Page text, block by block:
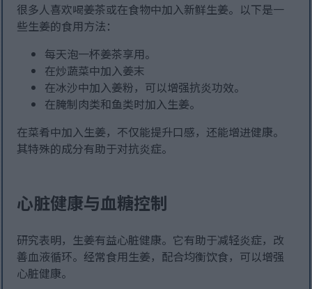
很多人喜欢喝姜茶或在食物中加入新鲜生姜。以下是一
些生姜的食用方法：
每天泡一杯姜茶享用。
在炒蔬菜中加入姜末
在冰沙中加入姜粉，可以增强抗炎功效。
在腌制肉类和鱼类时加入生姜。
在菜肴中加入生姜，不仅能提升口感，还能增进健康。
其特殊的成分有助于对抗炎症。
心脏健康与血糖控制
研究表明，生姜有益心脏健康。它有助于减轻炎症，改
善血液循环。经常食用生姜，配合均衡饮食，可以增强
心脏健康。